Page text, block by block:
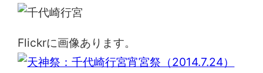
Flickrに画像あります。